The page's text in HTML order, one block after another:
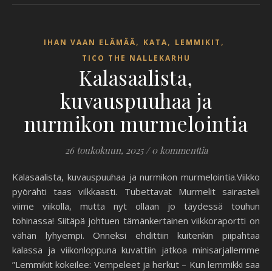
IHAN VAAN ELÄMÄÄ, KATA, LEMMIKIT ,
TICO THE NALLEKARHU
Kalasaalista,
kuvauspuuhaa ja
nurmikon murmelointia
26 toukokuun, 2025 / 0 kommenttia
Kalasaalista, kuvauspuuhaa ja nurmikon murmelointia.Viikko
pyörähti taas vilkkaasti. Tubettavat Murmelit sairasteli
viime viikolla, mutta nyt ollaan jo täydessä touhun
tohinassa! Siitäpä johtuen tämänkertainen viikkoraportti on
vähän lyhyempi. Onneksi ehdittiin kuitenkin piipahtaa
kalassa ja viikonloppuna kuvattiin jatkoa minisarjallemme
”Lemmikit kokeilee: Vempeleet ja herkut – Kun lemmikki saa